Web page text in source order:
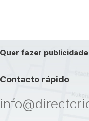
Quer fazer
Contacto rápido